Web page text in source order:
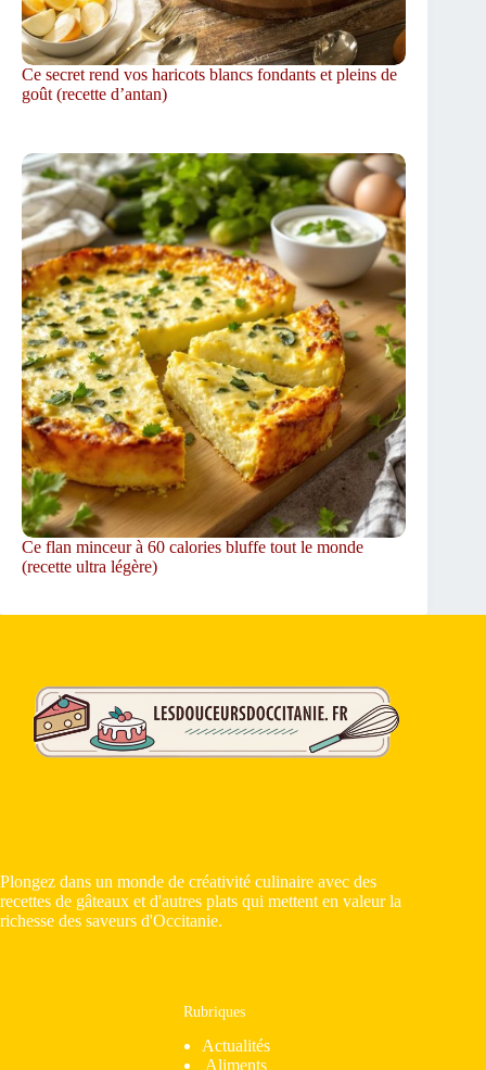
Ce secret rend vos haricots blancs fondants et pleins de
goût (recette d’antan)
Ce flan minceur à 60 calories bluffe tout le monde
(recette ultra légère)
Plongez dans un monde de créativité culinaire avec des
recettes de gâteaux et d'autres plats qui mettent en valeur la
richesse des saveurs d'Occitanie.
Rubriques
Actualités
Aliments